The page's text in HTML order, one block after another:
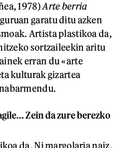
1978)Arte berria
garatu ditu azken
Artista plastikoa da,
sortzaileekin aritu
erran du «arte
kulturak gizartea
Zein da zure berezko
da. Ni margolaria naiz,